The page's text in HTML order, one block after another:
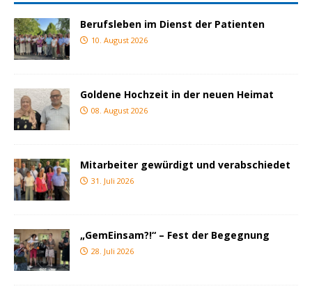
Berufsleben im Dienst der Patienten
10. August 2026
Goldene Hochzeit in der neuen Heimat
08. August 2026
Mitarbeiter gewürdigt und verabschiedet
31. Juli 2026
„GemEinsam?!“ – Fest der Begegnung
28. Juli 2026